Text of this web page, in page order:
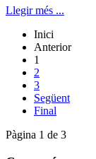
Llegir més ...
Inici
Anterior
1
2
3
Següent
Final
Pàgina 1 de 3